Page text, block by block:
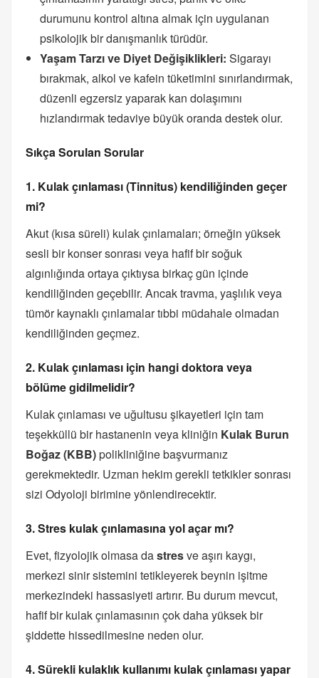
durumunu kontrol altına almak için uygulanan
psikolojik bir danışmanlık türüdür.
Yaşam Tarzı ve Diyet Değişiklikleri: Sigarayı
bırakmak, alkol ve kafein tüketimini sınırlandırmak,
düzenli egzersiz yaparak kan dolaşımını
hızlandırmak tedaviye büyük oranda destek olur.
Sıkça Sorulan Sorular
1. Kulak çınlaması (Tinnitus) kendiliğinden geçer
mi?
Akut (kısa süreli) kulak çınlamaları; örneğin yüksek
sesli bir konser sonrası veya hafif bir soğuk
algınlığında ortaya çıktıysa birkaç gün içinde
kendiliğinden geçebilir. Ancak travma, yaşlılık veya
tümör kaynaklı çınlamalar tıbbi müdahale olmadan
kendiliğinden geçmez.
2. Kulak çınlaması için hangi doktora veya
bölüme gidilmelidir?
Kulak çınlaması ve uğultusu şikayetleri için tam
teşekküllü bir hastanenin veya kliniğin Kulak Burun
Boğaz (KBB)polikliniğine başvurmanız
gerekmektedir. Uzman hekim gerekli tetkikler sonrası
sizi Odyoloji birimine yönlendirecektir.
3. Stres kulak çınlamasına yol açar mı?
Evet, fizyolojik olmasa dastresve aşırı kaygı,
merkezi sinir sistemini tetikleyerek beynin işitme
merkezindeki hassasiyeti artırır. Bu durum mevcut,
hafif bir kulak çınlamasının çok daha yüksek bir
şiddette hissedilmesine neden olur.
4. Sürekli kulaklık kullanımı kulak çınlaması yapar